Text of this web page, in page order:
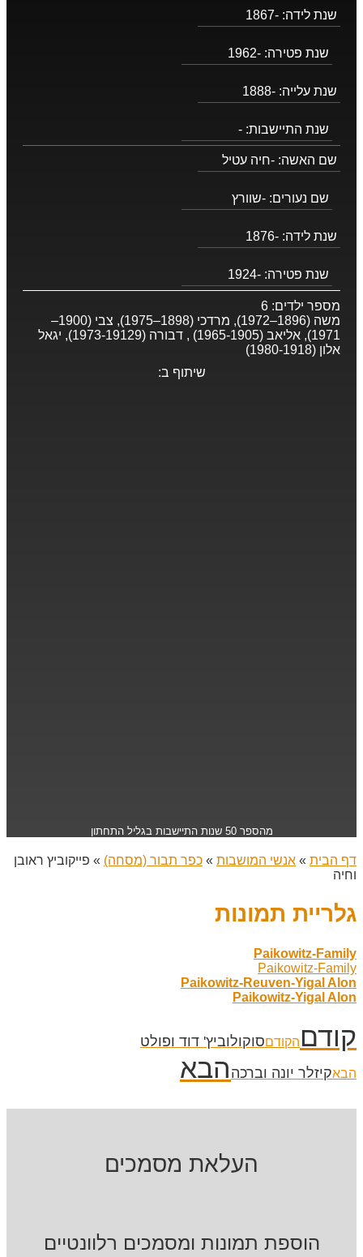
שנת לידה: -1867
שנת פטירה: -1962
שנת עלייה: -1888
שנת התיישבות: -
שם האשה: -חיה עטיל
שם נעורים: -שוורץ
שנת לידה: -1876
שנת פטירה: -1924
מספר ילדים: 6
משה (1896–1972), מרדכי (1898–1975), צבי (1900–
1971), אליאב (1965-1905) , דבורה (1973-19129), יגאל
אלון (1980-1918)
שיתוף ב:
מהספר 50 שנות התיישבות בגליל התחתון
דף הבית » אנשי המושבות » כפר תבור (מסחה) » פייקוביץ ראובן
וחיה
גלריית תמונות
Paikowitz-Family
Paikowitz-Family
Paikowitz-Reuven-Yigal Alon
Paikowitz-Yigal Alon
קודם הקודםסוקולוביץ' דוד ופולט
הבאקיזלר יונה וברכה הבא
העלאת מסמכים
הוספת תמונות ומסמכים רלוונטיים